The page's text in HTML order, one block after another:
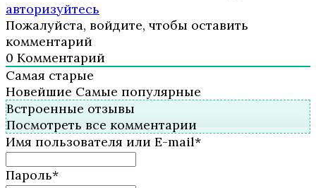
авторизуйтесь
Пожалуйста, войдите, чтобы оставить
комментарий
0 Комментарий
Самая старые
Новейшие Самые популярные
Встроенные отзывы
Посмотреть все комментарии
Имя пользователя или E-mail*
Пароль*